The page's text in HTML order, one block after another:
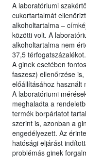
A laboratóriumi
cukortartalmát
alkoholtartalma –
közötti volt. A
alkoholtartalma nem
37,5 térfogatszázalékot.
A ginek esetében
faszesz) ellenőrzése
előállításához használt
A laboratóriumi
meghaladta a
termék borpárlatot
szerint is, azonban a
engedélyezett. Az
hatósági eljárást
problémás ginek